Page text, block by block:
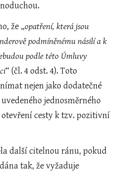
že „opatření, která jsou
podmíněnému násilí a k
podle této Úmluvy
“ (čl. 4 odst. 4). Toto
nejen jako dodatečné
jednosměrného
cesty k tzv. pozitivní
další citelnou ránu, pokud
tak, že vyžaduje